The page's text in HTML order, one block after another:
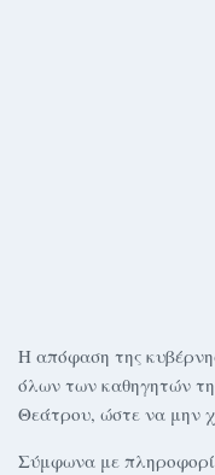
Η απόφαση της
όλων των καθηγητών
Θεάτρου, ώστε να μην
Σύμφωνα με